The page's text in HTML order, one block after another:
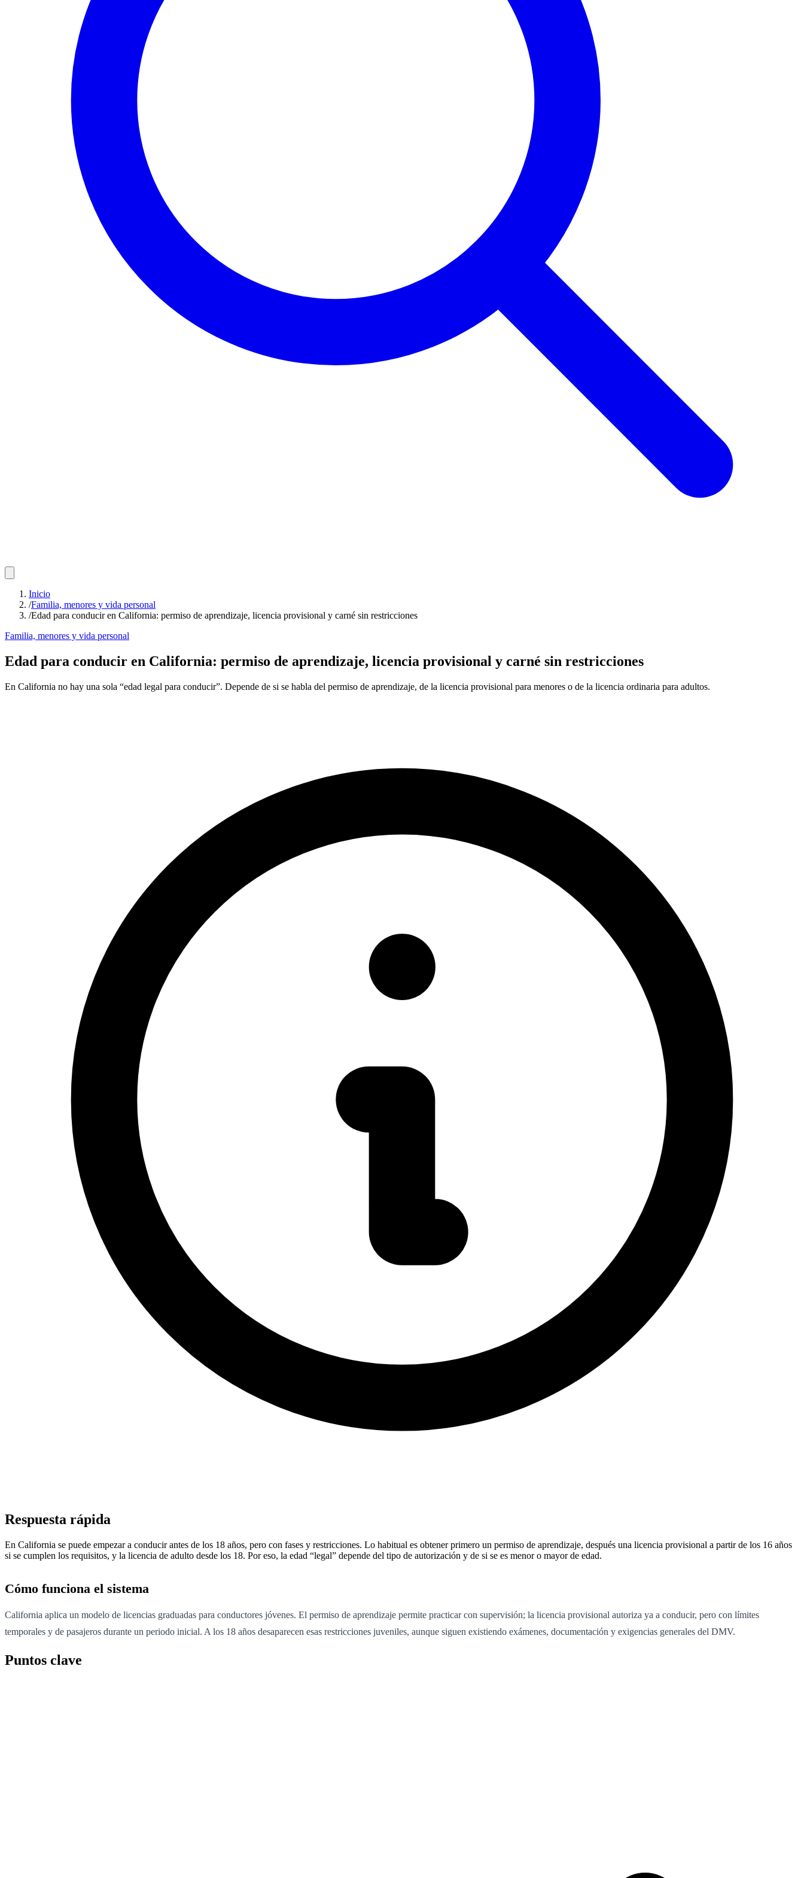
Inicio
/Familia, menores y vida personal
/Edad para conducir en California: permiso de aprendizaje, licencia provisional y carné sin restricciones
Familia, menores y vida personal
Edad para conducir en California: permiso de aprendizaje, licencia provisional y carné sin restricciones
En California no hay una sola “edad legal para conducir”. Depende de si se habla del permiso de aprendizaje, de la licencia provisional para menores o de la licencia ordinaria para adultos.
Respuesta rápida
En California se puede empezar a conducir antes de los 18 años, pero con fases y restricciones. Lo habitual es obtener primero un permiso de aprendizaje, después una licencia provisional a partir de los 16 años
si se cumplen los requisitos, y la licencia de adulto desde los 18. Por eso, la edad “legal” depende del tipo de autorización y de si se es menor o mayor de edad.
Cómo funciona el sistema
California aplica un modelo de licencias graduadas para conductores jóvenes. El permiso de aprendizaje permite practicar con supervisión; la licencia provisional autoriza ya a conducir, pero con límites
temporales y de pasajeros durante un periodo inicial. A los 18 años desaparecen esas restricciones juveniles, aunque siguen existiendo exámenes, documentación y exigencias generales del DMV.
Puntos clave